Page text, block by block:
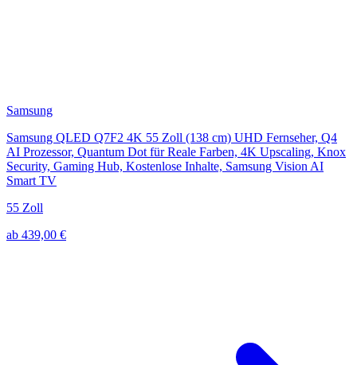
Samsung
Samsung QLED Q7F2 4K 55 Zoll (138 cm) UHD Fernseher, Q4
AI Prozessor, Quantum Dot für Reale Farben, 4K Upscaling, Knox
Security, Gaming Hub, Kostenlose Inhalte, Samsung Vision AI
Smart TV
55 Zoll
ab 439,00 €